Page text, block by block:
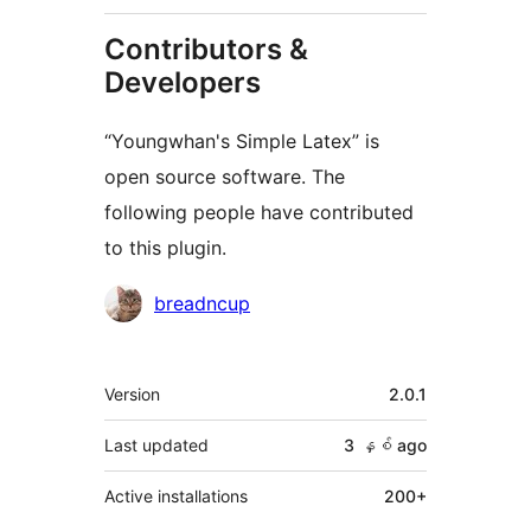
Contributors &
Developers
“Youngwhan's Simple Latex” is
open source software. The
following people have contributed
to this plugin.
Contributors
breadncup
Meta
Version 2.0.1
Last updated 3 နှစ် ago
Active installations 200+